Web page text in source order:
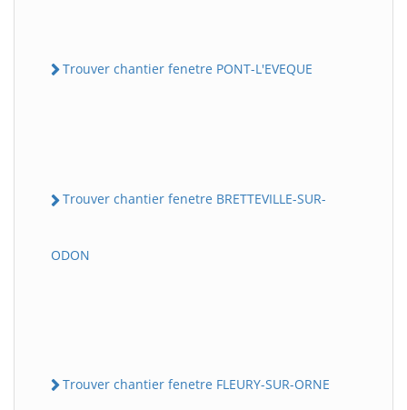
Trouver chantier fenetre PONT-L'EVEQUE
Trouver chantier fenetre BRETTEVILLE-SUR-
ODON
Trouver chantier fenetre FLEURY-SUR-ORNE